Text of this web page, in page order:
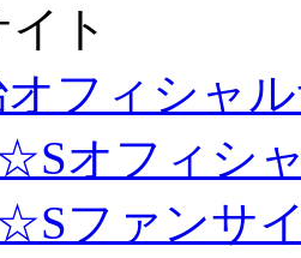
ト
オフィシャ
オフィシ
ファンサイ